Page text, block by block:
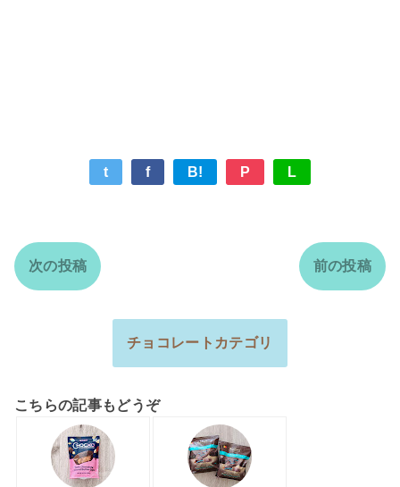
t f B! P L
次の投稿 前の投稿
チョコレートカテゴリ
こちらの記事もどうぞ